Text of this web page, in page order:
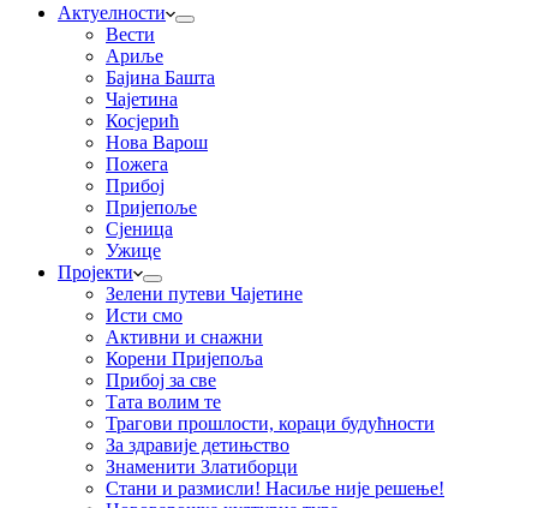
Актуелности
Вести
Ариље
Бајина Башта
Чајетина
Косјерић
Нова Варош
Пожега
Прибој
Пријепоље
Сјеница
Ужице
Пројекти
Зелени путеви Чајетине
Исти смо
Активни и снажни
Корени Пријепоља
Прибој за све
Тата волим те
Трагови прошлости, кораци будућности
За здравије детињство
Знаменити Златиборци
Стани и размисли! Насиље није решење!